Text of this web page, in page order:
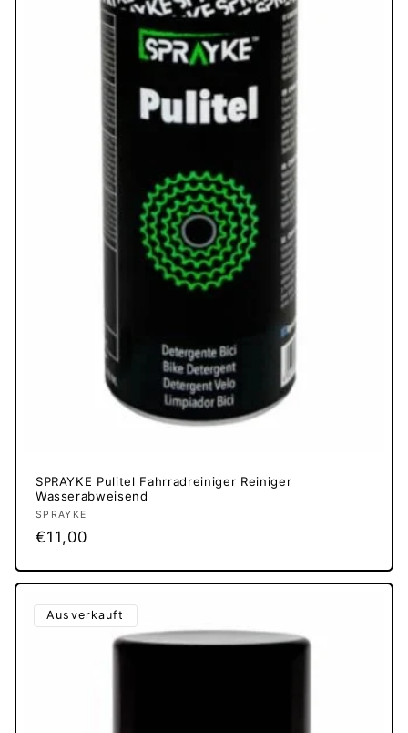
SPRAYKE Pulitel Fahrradreiniger Reiniger
Wasserabweisend
Anbieter:
SPRAYKE
Normaler
€11,00
Ausverkauft